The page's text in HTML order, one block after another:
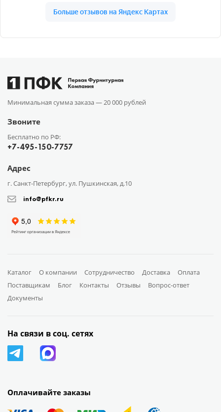
Минимальная сумма заказа —20 000 рублей
Звоните
Бесплатно по РФ:
+7-495-150-7757
Адрес
г. Санкт-Петербург, ул. Пушкинская, д.10
info@pfkr.ru
Каталог О компании Сотрудничество Доставка
Оплата
Поставщикам
Блог Контакты Отзывы
Вопрос-ответ
Документы
Оплачивайте заказы
На связи в соц. сетях